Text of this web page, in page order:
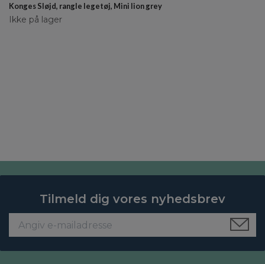
Konges Sløjd, rangle legetøj, Mini lion grey
Ikke på lager
Tilmeld dig vores nyhedsbrev